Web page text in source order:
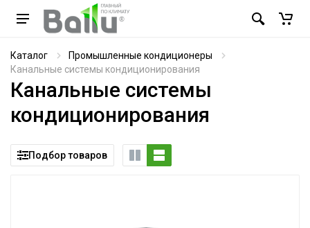
Каталог
Промышленные кондиционеры
Канальные системы кондиционирования
Канальные системы
кондиционирования
Подбор товаров